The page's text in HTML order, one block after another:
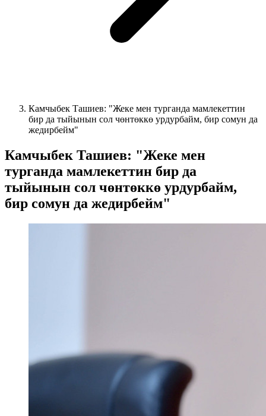
Камчыбек Ташиев: "Жеке мен турганда мамлекеттин
бир да тыйынын сол чөнтөккө урдурбайм, бир сомун да
жедирбейм"
Камчыбек Ташиев: "Жеке мен
турганда мамлекеттин бир да
тыйынын сол чөнтөккө урдурбайм,
бир сомун да жедирбейм"